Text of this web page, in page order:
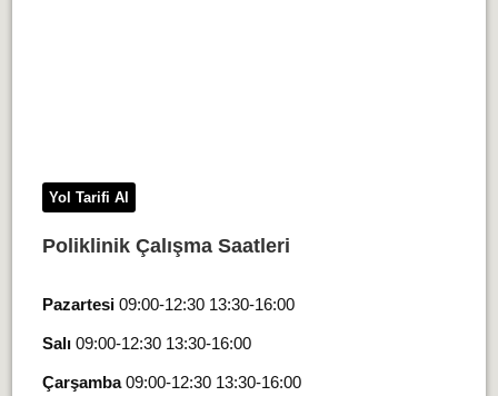
Yol Tarifi Al
Poliklinik Çalışma Saatleri
Pazartesi09:00-12:30 13:30-16:00
Salı09:00-12:30 13:30-16:00
Çarşamba09:00-12:30 13:30-16:00